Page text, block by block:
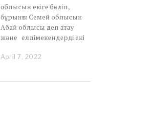
облысын екіге бөліп,
бұрынғы Семей облысын
Абай облысы деп атау
және елдімекендерді екі
April 7, 2022
i